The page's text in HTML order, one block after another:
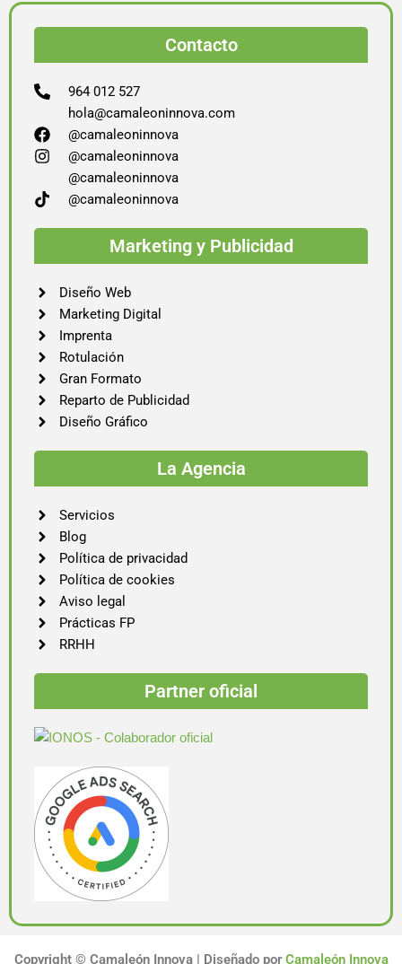
Contacto
964 012 527
hola@camaleoninnova.com
@camaleoninnova
@camaleoninnova
@camaleoninnova
@camaleoninnova
Marketing y Publicidad
Diseño Web
Marketing Digital
Imprenta
Rotulación
Gran Formato
Reparto de Publicidad
Diseño Gráfico
La Agencia
Servicios
Blog
Política de privacidad
Política de cookies
Aviso legal
Prácticas FP
RRHH
Partner oficial
Copyright © Camaleón Innova | Diseñado porCamaleón Innova